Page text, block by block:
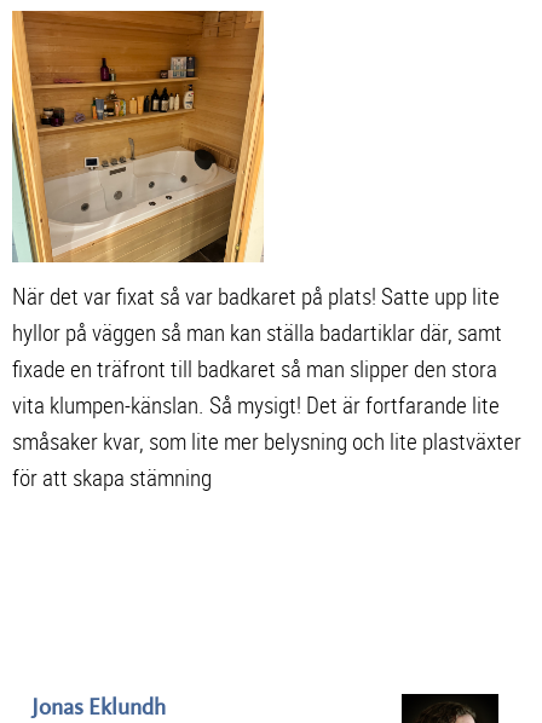
När det var fixat så var badkaret på plats! Satte upp lite
hyllor på väggen så man kan ställa badartiklar där, samt
fixade en träfront till badkaret så man slipper den stora
vita klumpen-känslan. Så mysigt! Det är fortfarande lite
småsaker kvar, som lite mer belysning och lite plastväxter
för att skapa stämning
Jonas Eklundh